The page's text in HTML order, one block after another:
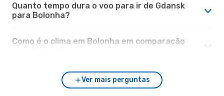
Quanto tempo dura o voo para ir de Gdansk
para Bolonha?
Como é o clima em Bolonha em comparação
Ver mais perguntas